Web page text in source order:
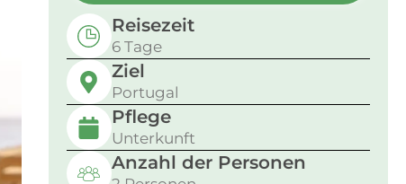
Reisezeit
6 Tage
Ziel
Portugal
Pflege
Unterkunft
Anzahl der Personen